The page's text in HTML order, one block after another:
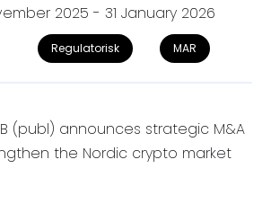
2025 - 31 January 2026
Regulatorisk MAR
(publ) announces strategic M&A
the Nordic crypto market